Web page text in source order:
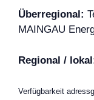
Überregional:
MAINGAU
Regional /
Verfügbarkeit